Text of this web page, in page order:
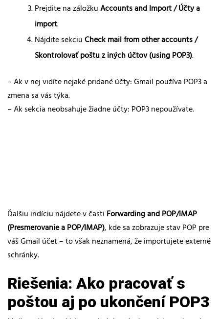
Prejdite na záložkuAccounts and Import / Účty a
import.
Nájdite sekciuCheck mail from other accounts /
Skontrolovať poštu z iných účtov (using POP3).
– Ak v nej vidíte nejaké pridané účty: Gmail používa POP3 a
zmena sa vás týka.
– Ak sekcia neobsahuje žiadne účty: POP3 nepoužívate.
Ďalšiu indíciu nájdete v časti Forwarding and POP/IMAP
(Presmerovanie a POP/IMAP), kde sa zobrazuje stav POP pre
váš Gmail účet – to však neznamená, že importujete externé
schránky.
Riešenia: Ako pracovať s
poštou aj po ukončení POP3